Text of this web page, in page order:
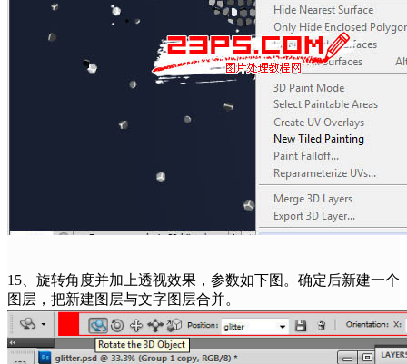
15、旋转角度并加上透视效果，参数如下图。确定后新建一个
图层，把新建图层与文字图层合并。